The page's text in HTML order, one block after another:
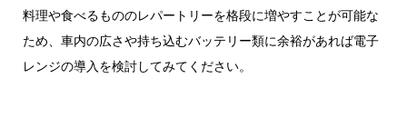
料理や食べるもののレパートリーを格段に増やすことが可能な
ため、車内の広さや持ち込むバッテリー類に余裕があれば電子
レンジの導入を検討してみてください。